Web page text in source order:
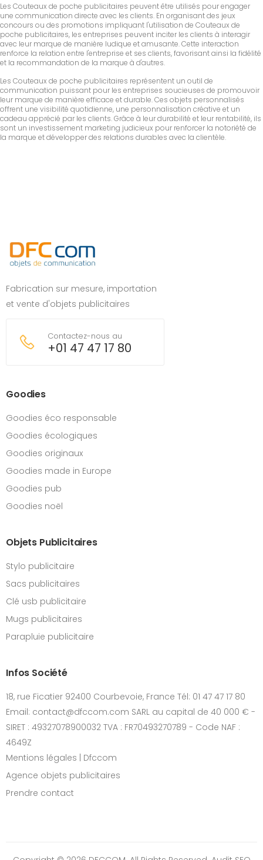
Les Couteaux de poche publicitaires peuvent être utilisés pour engager
une communication directe avec les clients. En organisant des jeux
concours ou des promotions impliquant l'utilisation de Couteaux de
poche publicitaires, les entreprises peuvent inciter les clients à interagir
avec leur marque de manière ludique et amusante. Cette interaction
renforce la relation entre l'entreprise et ses clients, favorisant ainsi la fidélité
et la recommandation de la marque à d'autres.
Les Couteaux de poche publicitaires représentent un outil de
communication puissant pour les entreprises soucieuses de promouvoir
leur marque de manière efficace et durable. Ces objets personnalisés
offrent une visibilité quotidienne, une personnalisation créative et un
cadeau apprécié par les clients. Grâce à leur durabilité et leur rentabilité, ils
sont un investissement marketing judicieux pour renforcer la notoriété de
la marque et développer des relations durables avec la clientèle.
Fabrication sur mesure, importation
et vente d'objets publicitaires
Contactez-nous au
+01 47 47 17 80
Goodies
Goodies éco responsable
Goodies écologiques
Goodies originaux
Goodies made in Europe
Goodies pub
Goodies noël
Objets Publicitaires
Stylo publicitaire
Sacs publicitaires
Clé usb publicitaire
Mugs publicitaires
Parapluie publicitaire
Infos Société
18, rue Ficatier 92400 Courbevoie, France Tél: 01 47 47 17 80
Email: contact@dfccom.com SARL au capital de 40 000 € -
SIRET : 49327078900032 TVA : FR70493270789 - Code NAF :
4649Z
Mentions légales | Dfccom
Agence objets publicitaires
Prendre contact